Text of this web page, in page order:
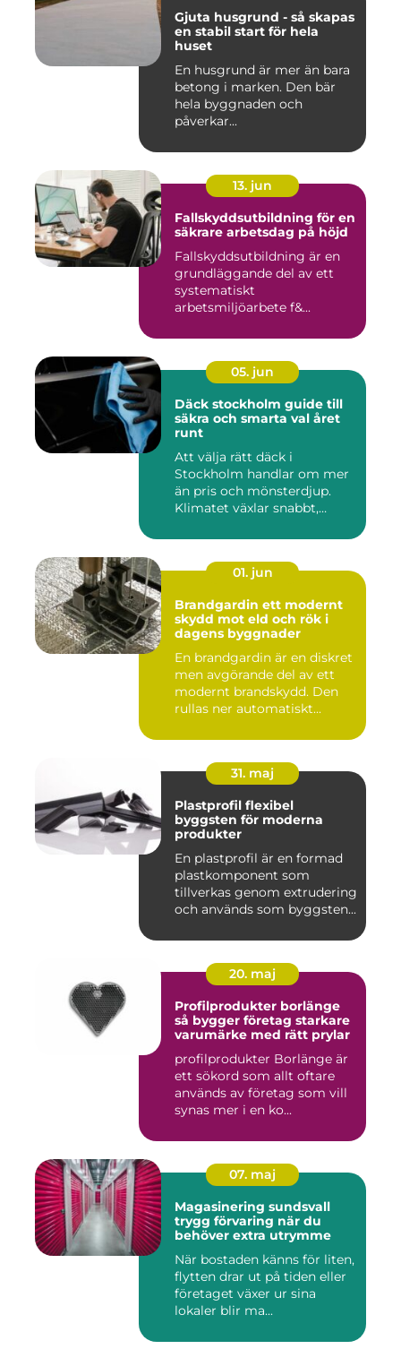
Gjuta husgrund - så skapas
en stabil start för hela
huset
En husgrund är mer än bara
betong i marken. Den bär
hela byggnaden och
påverkar...
13. jun
Fallskyddsutbildning för en
säkrare arbetsdag på höjd
Fallskyddsutbildning är en
grundläggande del av ett
systematiskt
arbetsmiljöarbete f&...
05. jun
Däck stockholm guide till
säkra och smarta val året
runt
Att välja rätt däck i
Stockholm handlar om mer
än pris och mönsterdjup.
Klimatet växlar snabbt,
01. jun
Brandgardin ett modernt
skydd mot eld och rök i
dagens byggnader
En brandgardin är en diskret
men avgörande del av ett
modernt brandskydd. Den
rullas ner automatiskt...
31. maj
Plastprofil flexibel
byggsten för moderna
produkter
En plastprofil är en formad
plastkomponent som
tillverkas genom extrudering
och används som byggsten...
20. maj
Profilprodukter borlänge
så bygger företag starkare
varumärke med rätt prylar
profilprodukter Borlänge är
ett sökord som allt oftare
används av företag som vill
synas mer i en ko...
07. maj
Magasinering sundsvall
trygg förvaring när du
behöver extra utrymme
När bostaden känns för liten,
flytten drar ut på tiden eller
företaget växer ur sina
lokaler blir ma...